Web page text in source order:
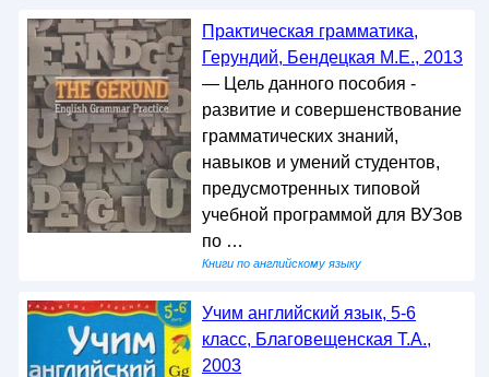
Практическая грамматика,
Герундий, Бендецкая М.Е., 2013
— Цель данного пособия -
развитие и совершенствование
грамматических знаний,
навыков и умений студентов,
предусмотренных типовой
учебной программой для ВУЗов
по …
Книги по английскому языку
Учим английский язык, 5-6
класс, Благовещенская Т.А.,
2003